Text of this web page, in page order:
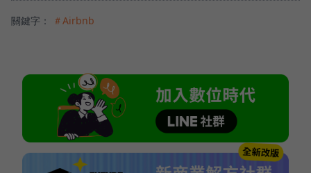
關鍵字： ＃Airbnb